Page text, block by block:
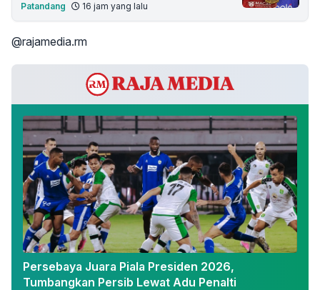
Patandang 16 jam yang lalu
@rajamedia.rm
Persebaya Juara Piala Presiden 2026,
Tumbangkan Persib Lewat Adu Penalti